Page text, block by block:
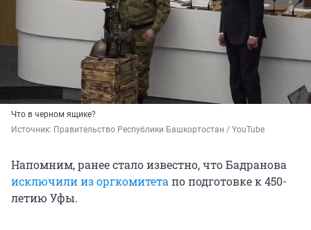
Что в черном ящике?
Источник: Правительство Республики Башкортостан / YouTube
Напомним, ранее стало известно, что Бадранова
исключили из оргкомитетапо подготовке к 450-
летию Уфы.